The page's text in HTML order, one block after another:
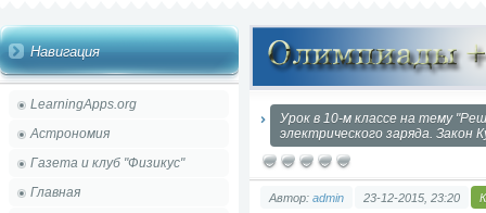
Навигация
LearningApps.org
Астрономия
Газета и клуб "Физикус"
Главная
Урок в 10-м классе на тему
электрического заряда. Закон
Автор: admin 23-12-2015, 23:20